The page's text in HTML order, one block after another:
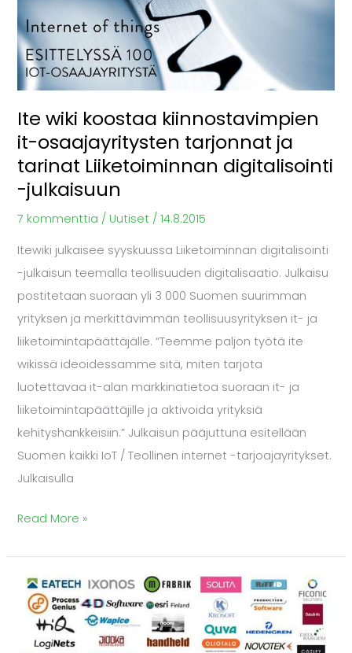
Ite wiki koostaa kiinnostavimpien
it-osaajayritysten tarjonnat ja
tarinat Liiketoiminnan digitalisointi
-julkaisuun
7 kommenttia / Uutiset /14.8.2015
Itewiki julkaisee syyskuussa Liiketoiminnan digitalisointi
-julkaisun teemalla teollisuuden digitalisaatio. Julkaisu
postitetaan suoraan yli 3 000 Suomen suurimman
yrityksen ja merkittävimmän teollisuusyrityksen it- ja
liiketoimintapäättäjälle. “Teemme paljon työtä ite
wikissä ideoidessamme sitä, miten tarjota
luotettavaa it-alan markkinatietoa suoraan it- ja
liiketoimintapäättäjille ja aktivoida yrityksiä
kehityshankkeisiin.” Julkaisun pääjuttuna esitellään
Suomen kaikki IoT / Teollinen internet -tarjoajayritykset.
Julkaisulla
julkaisuun
Read More »
Ite
wikin